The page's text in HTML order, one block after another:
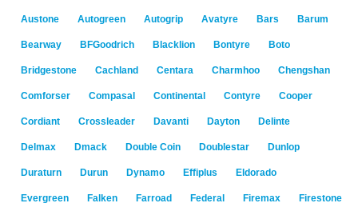
Austone Autogreen Autogrip Avatyre Bars Barum
Bearway BFGoodrich Blacklion Bontyre Boto
Bridgestone Cachland Centara Charmhoo Chengshan
Comforser Compasal Continental Contyre Cooper
Cordiant Crossleader Davanti Dayton Delinte
Delmax Dmack Double Coin Doublestar Dunlop
Duraturn Durun Dynamo Effiplus Eldorado
Evergreen Falken Farroad Federal Firemax Firestone